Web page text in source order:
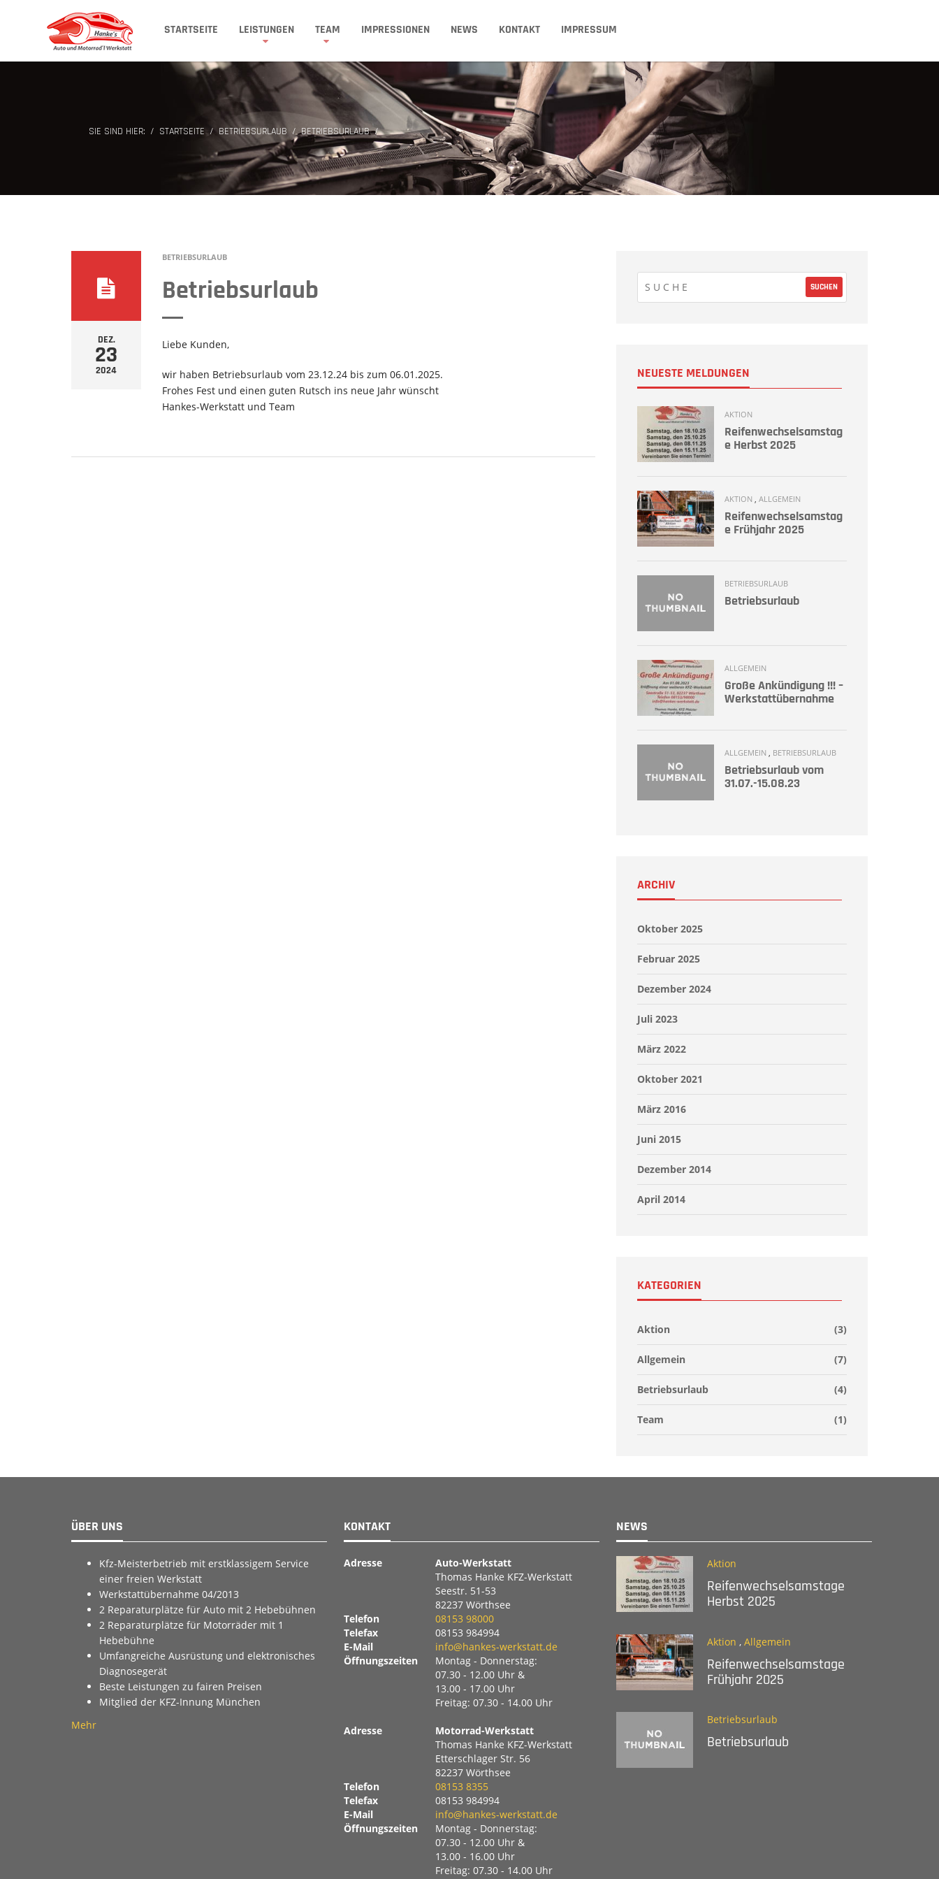
STARTSEITE LEISTUNGEN TEAM IMPRESSIONEN NEWS KONTAKT IMPRESSUM
SIE SIND HIER: STARTSEITE BETRIEBSURLAUB BETRIEBSURLAUB
DEZ.
23
2024
BETRIEBSURLAUB
Betriebsurlaub
Liebe Kunden,
wir haben Betriebsurlaub vom 23.12.24 bis zum 06.01.2025.
Frohes Fest und einen guten Rutsch ins neue Jahr wünscht
Hankes-Werkstatt und Team
NEUESTE MELDUNGEN
AKTION
Reifenwechselsamstag
e Herbst 2025
AKTION , ALLGEMEIN
Reifenwechselsamstag
e Frühjahr 2025
BETRIEBSURLAUB
Betriebsurlaub
ALLGEMEIN
Große Ankündigung !!! –
Werkstattübernahme
ALLGEMEIN , BETRIEBSURLAUB
Betriebsurlaub vom
31.07.-15.08.23
ARCHIV
Oktober 2025
Februar 2025
Dezember 2024
Juli 2023
März 2022
Oktober 2021
März 2016
Juni 2015
Dezember 2014
April 2014
KATEGORIEN
Aktion (3)
Allgemein (7)
Betriebsurlaub (4)
Team (1)
ÜBER UNS
Kfz-Meisterbetrieb mit erstklassigem Service
einer freien Werkstatt
Werkstattübernahme 04/2013
2 Reparaturplätze für Auto mit 2 Hebebühnen
2 Reparaturplätze für Motorräder mit 1
Hebebühne
Umfangreiche Ausrüstung und elektronisches
Diagnosegerät
Beste Leistungen zu fairen Preisen
Mitglied der KFZ-Innung München
Mehr
KONTAKT
Adresse
Auto-Werkstatt
Thomas Hanke KFZ-Werkstatt
Seestr. 51-53
82237 Wörthsee
Telefon
08153 98000
Telefax
08153 984994
E-Mail
info@hankes-werkstatt.de
Öffnungszeiten
Montag - Donnerstag:
07.30 - 12.00 Uhr &
13.00 - 17.00 Uhr
Freitag: 07.30 - 14.00 Uhr
Adresse
Motorrad-Werkstatt
Thomas Hanke KFZ-Werkstatt
Etterschlager Str. 56
82237 Wörthsee
Telefon
08153 8355
Telefax
08153 984994
E-Mail
info@hankes-werkstatt.de
Öffnungszeiten
Montag - Donnerstag:
07.30 - 12.00 Uhr &
13.00 - 16.00 Uhr
Freitag: 07.30 - 14.00 Uhr
NEWS
Aktion
Reifenwechselsamstage
Herbst 2025
Aktion , Allgemein
Reifenwechselsamstage
Frühjahr 2025
Betriebsurlaub
Betriebsurlaub